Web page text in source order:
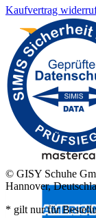
Kaufvertrag
© GISY Schuhe
Hannover,
* gilt nur für